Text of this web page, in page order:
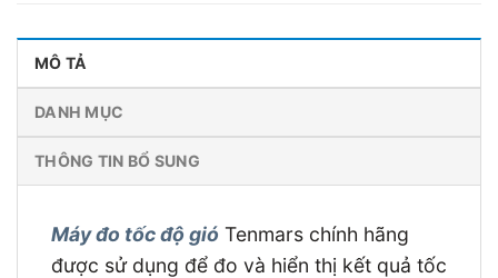
MÔ TẢ
DANH MỤC
THÔNG TIN BỔ SUNG
Máy đo tốc độ gió Tenmars chính hãng
được sử dụng để đo và hiển thị kết quả tốc